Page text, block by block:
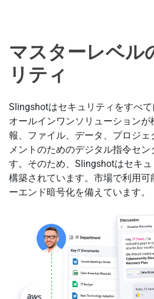
マスターレベル
リティ
Slingshotはセキュリティをすべて
オールインワンソリューション
報、ファイル、データ、プロジェ
メントのためのデジタル指令セ
す。そのため、Slingshotはセキ
構築されています。市場で利用
ーエンド暗号化を備えています。